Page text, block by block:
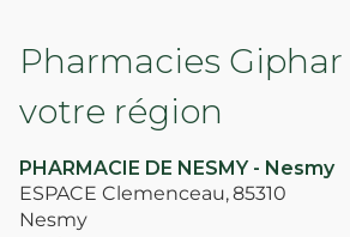
Pharmacies
votre région
PHARMACIE DE NESMY - Nesmy
ESPACE Clemenceau,85310
Nesmy